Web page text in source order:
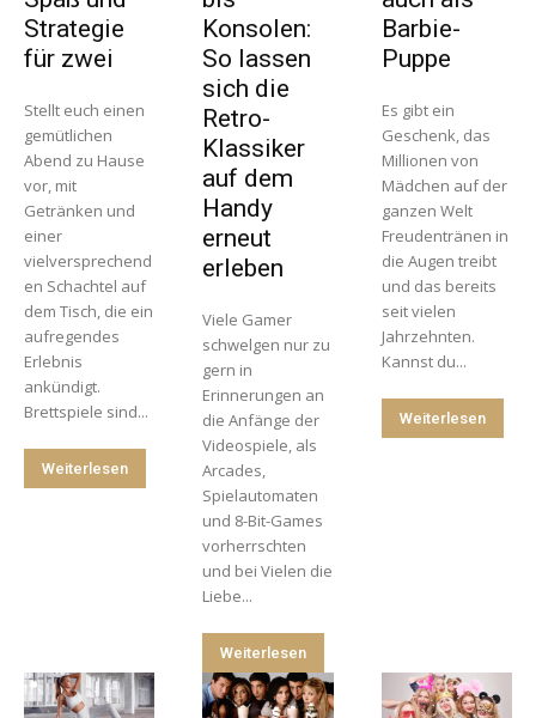
Strategie
für zwei
Stellt euch einen
gemütlichen
Abend zu Hause
vor, mit
Getränken und
einer
vielversprechend
en Schachtel auf
dem Tisch, die ein
aufregendes
Erlebnis
ankündigt.
Brettspiele sind...
Weiterlesen
Konsolen:
So lassen
sich die
Retro-
Klassiker
auf dem
Handy
erneut
erleben
Viele Gamer
schwelgen nur zu
gern in
Erinnerungen an
die Anfänge der
Videospiele, als
Arcades,
Spielautomaten
und 8-Bit-Games
vorherrschten
und bei Vielen die
Liebe...
Weiterlesen
Barbie-
Puppe
Es gibt ein
Geschenk, das
Millionen von
Mädchen auf der
ganzen Welt
Freudentränen in
die Augen treibt
und das bereits
seit vielen
Jahrzehnten.
Kannst du...
Weiterlesen